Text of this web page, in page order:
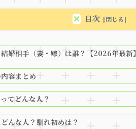
目次
婚相手（妻・嫁）は誰？【2026年最新】
容まとめ
てどんな人？
んな人？馴れ初めは？